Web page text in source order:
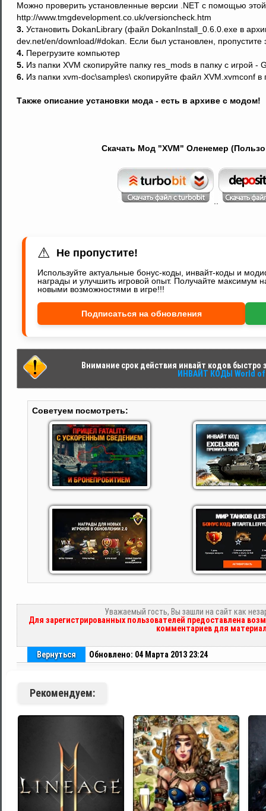
Можно проверить установленные версии .NET с помощью
http://www.tmgdevelopment.co.uk/versioncheck.htm
3. Установить DokanLibrary (файл DokanInstall_0.6.0.exe в
dev.net/en/download/#dokan. Если был установлен, пропустите
4. Перегрузите компьютер
5. Из папки XVM скопируйте папку res_mods в папку с игрой -
6. Из папки xvm-doc\samples\ скопируйте файл XVM.xvmconf
Также описание установки мода - есть в архиве с модом!
Скачать Мод "XVM" Оленемер
⚠ Не пропустите!
Используйте актуальные бонус-коды, инвайт-коды и
награды и улучшить игровой опыт. Получайте максимум
новыми возможностями в игре!!!
Подписаться на обновления
Внимание срок действия инвайт кодов быстро
ИНВАЙТ КОДЫ World
Советуем посмотреть:
Уважаемый гость, Вы зашли на сайт как
Для зарегистрированных пользователей предоставлена
комментариев для
Вернуться Обновлено: 04 Марта 2013 23:24
Рекомендуем: